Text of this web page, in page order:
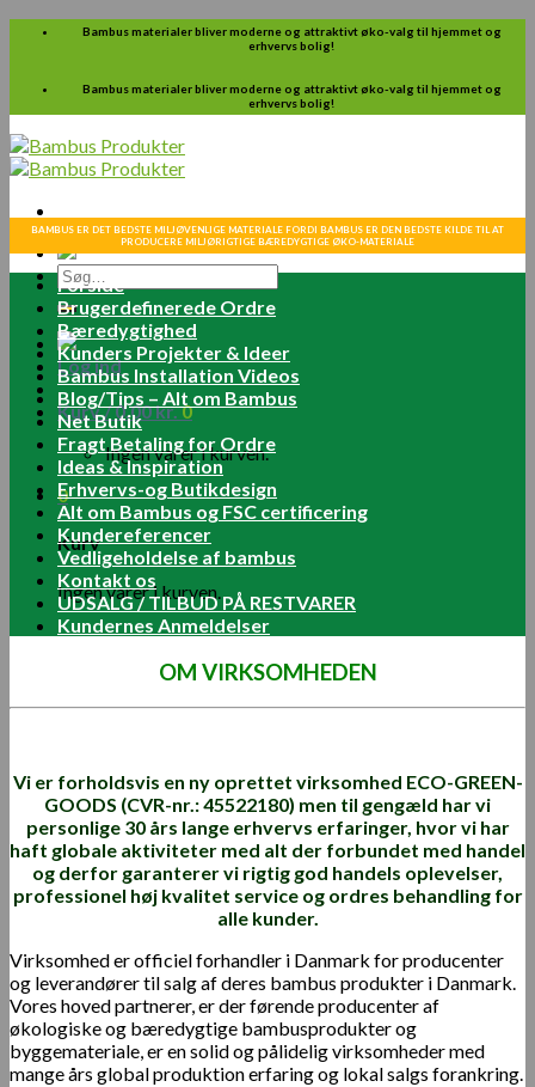
Skip
Bambus materialer bliver moderne og attraktivt øko-valg til hjemmet og
erhvervs bolig!
Bambus materialer bliver moderne og attraktivt øko-valg til hjemmet og
erhvervs bolig!
Søg
efter:
Log ind
Kurv /0.00kr.0
Ingen varer i kurven.
0
Kurv
Ingen varer i kurven.
BAMBUS ER DET BEDSTE MILJØVENLIGE MATERIALE FORDI BAMBUS ER DEN BEDSTE KILDE TIL AT
PRODUCERE MILJØRIGTIGE BÆREDYGTIGE ØKO-MATERIALE
Forside
Brugerdefinerede Ordre
Bæredygtighed
Kunders Projekter & Ideer
Bambus Installation Videos
Blog/Tips – Alt om Bambus
Net Butik
Fragt Betaling for Ordre
Ideas & Inspiration
Erhvervs-og Butikdesign
Alt om Bambus og FSC certificering
Kundereferencer
Vedligeholdelse af bambus
Kontakt os
UDSALG / TILBUD PÅ RESTVARER
Kundernes Anmeldelser
OM VIRKSOMHEDEN
Vi er forholdsvis en ny oprettet virksomhed ECO-GREEN-
GOODS (CVR-nr.: 45522180) men til gengæld har vi
personlige 30 års lange erhvervs erfaringer, hvor vi har
haft globale aktiviteter med alt der forbundet med handel
og derfor garanterer vi rigtig god handels oplevelser,
professionel høj kvalitet service og ordres behandling for
alle kunder.
Virksomhed er officiel forhandler i Danmark for producenter
og leverandører til salg af deres bambus produkter i Danmark.
Vores hoved partnerer, er der førende producenter af
økologiske og bæredygtige bambusprodukter og
byggemateriale, er en solid og pålidelig virksomheder med
mange års global produktion erfaring og lokal salgs forankring.